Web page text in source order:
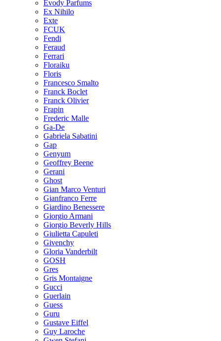
Evody Parfums
Ex Nihilo
Exte
FCUK
Fendi
Feraud
Ferrari
Floraiku
Floris
Francesco Smalto
Franck Boclet
Franck Olivier
Frapin
Frederic Malle
Ga-De
Gabriela Sabatini
Gap
Genyum
Geoffrey Beene
Gerani
Ghost
Gian Marco Venturi
Gianfranco Ferre
Giardino Benessere
Giorgio Armani
Giorgio Beverly Hills
Giulietta Capuleti
Givenchy
Gloria Vanderbilt
GOSH
Gres
Gris Montaigne
Gucci
Guerlain
Guess
Guru
Gustave Eiffel
Guy Laroche